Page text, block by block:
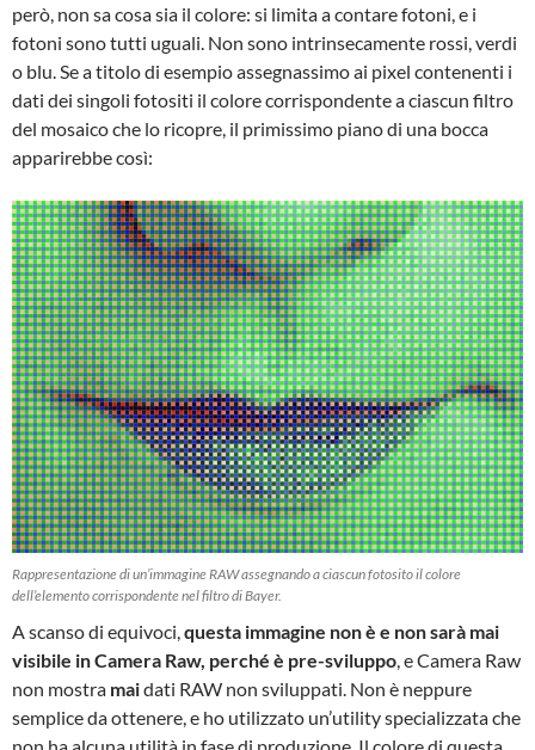
però, non sa cosa sia il colore: si limita a contare fotoni, e i
fotoni sono tutti uguali. Non sono intrinsecamente rossi, verdi
o blu. Se a titolo di esempio assegnassimo ai pixel contenenti i
dati dei singoli fotositi il colore corrispondente a ciascun filtro
del mosaico che lo ricopre, il primissimo piano di una bocca
apparirebbe così:
Rappresentazione di un’immagine RAW assegnando a ciascun fotosito il colore
dell’elemento corrispondente nel filtro di Bayer.
A scanso di equivoci,questa immagine non è e non sarà mai
visibile in Camera Raw, perché è pre-sviluppo, e Camera Raw
non mostra maidati RAW non sviluppati. Non è neppure
semplice da ottenere, e ho utilizzato un’utility specializzata che